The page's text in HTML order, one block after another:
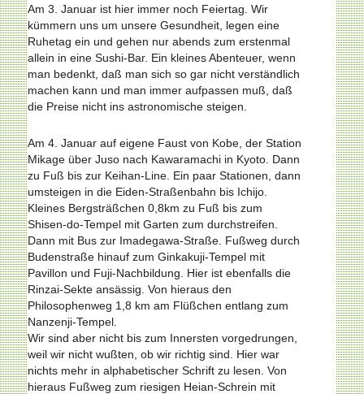
Am 3. Januar ist hier immer noch Feiertag. Wir
kümmern uns um unsere Gesundheit, legen eine
Ruhetag ein und gehen nur abends zum erstenmal
allein in eine Sushi-Bar. Ein kleines Abenteuer, wenn
man bedenkt, daß man sich so gar nicht verständlich
machen kann und man immer aufpassen muß, daß
die Preise nicht ins astronomische steigen.
Am 4. Januar auf eigene Faust von Kobe, der Station
Mikage über Juso nach Kawaramachi in Kyoto. Dann
zu Fuß bis zur Keihan-Line. Ein paar Stationen, dann
umsteigen in die Eiden-Straßenbahn bis Ichijo.
Kleines Bergsträßchen 0,8km zu Fuß bis zum
Shisen-do-Tempel mit Garten zum durchstreifen.
Dann mit Bus zur Imadegawa-Straße. Fußweg durch
Budenstraße hinauf zum Ginkakuji-Tempel mit
Pavillon und Fuji-Nachbildung. Hier ist ebenfalls die
Rinzai-Sekte ansässig. Von hieraus den
Philosophenweg 1,8 km am Flüßchen entlang zum
Nanzenji-Tempel.
Wir sind aber nicht bis zum Innersten vorgedrungen,
weil wir nicht wußten, ob wir richtig sind. Hier war
nichts mehr in alphabetischer Schrift zu lesen. Von
hieraus Fußweg zum riesigen Heian-Schrein mit